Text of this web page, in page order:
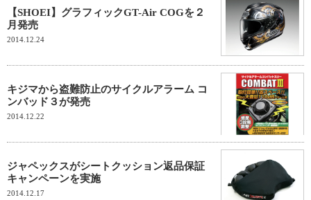
【SHOEI】グラフィックGT-Air COGを２
月発売
2014.12.24
キジマから盗難防止のサイクルアラーム コ
ンバッド３が発売
2014.12.22
ジャペックスがシートクッション返品保証
キャンペーンを実施
2014.12.17